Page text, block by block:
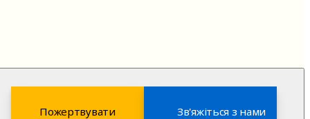
Пожертвувати Зв'яжіться з нами